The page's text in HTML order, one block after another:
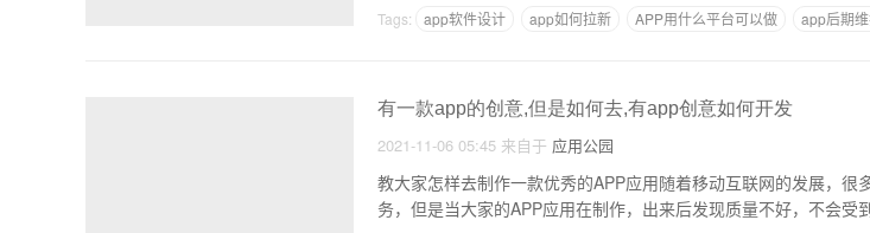
Tags: app软件设计 app如何拉新 APP用什么平台可以做 app后期
有一款app的创意,但是如何去,有app创意如何开发
2021-11-06 05:45 来自于 应用公园
教大家怎样去制作一款优秀的APP应用随着移动互联网的发展，很
务，但是当大家的APP应用在制作，出来后发现质量不好，不会